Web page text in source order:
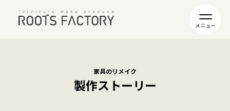
家具のリメイク
製作ストーリー